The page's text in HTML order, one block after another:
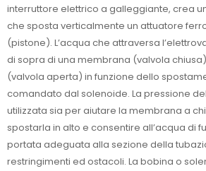
interruttore elettrico a galleggiante, crea
che sposta verticalmente un attuatore
(pistone). L’acqua che attraversa
di sopra di una membrana (valvola
(valvola aperta) in funzione dello
comandato dal solenoide. La pressione
utilizzata sia per aiutare la membrana a
spostarla in alto e consentire all’acqua di
portata adeguata alla sezione della
restringimenti ed ostacoli. La bobina o